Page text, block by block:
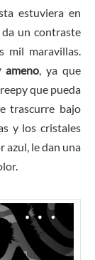
estuviera en
un contraste
mil maravillas.
ameno, ya que
que pueda
trascurre bajo
y los cristales
azul, le dan una